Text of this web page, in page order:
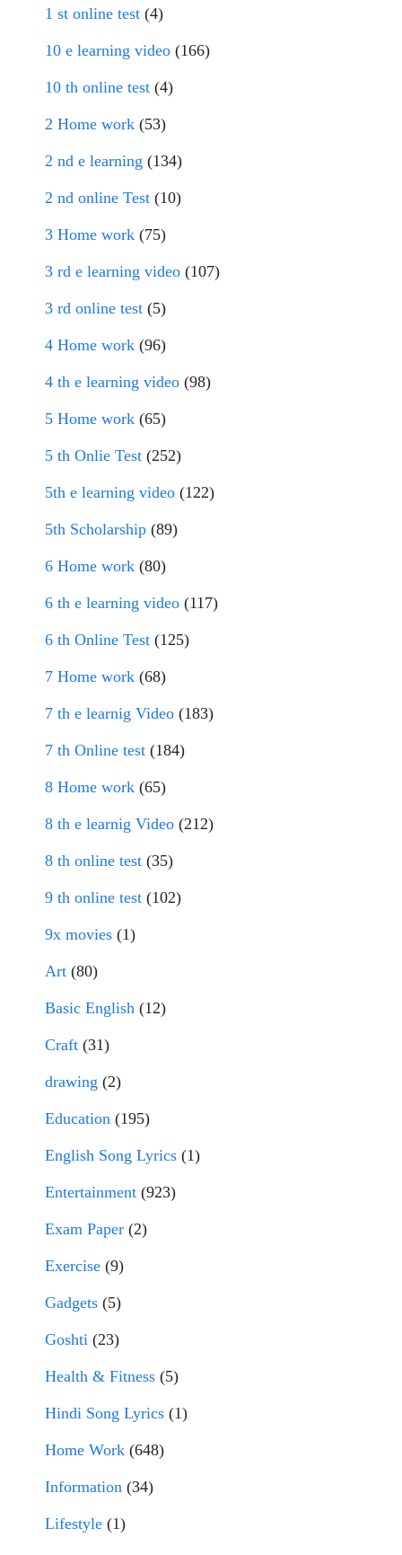
1 st online test (4)
10 e learning video (166)
10 th online test (4)
2 Home work (53)
2 nd e learning (134)
2 nd online Test (10)
3 Home work (75)
3 rd e learning video (107)
3 rd online test (5)
4 Home work (96)
4 th e learning video (98)
5 Home work (65)
5 th Onlie Test (252)
5th e learning video (122)
5th Scholarship (89)
6 Home work (80)
6 th e learning video (117)
6 th Online Test (125)
7 Home work (68)
7 th e learnig Video (183)
7 th Online test (184)
8 Home work (65)
8 th e learnig Video (212)
8 th online test (35)
9 th online test (102)
9x movies (1)
Art (80)
Basic English (12)
Craft (31)
drawing (2)
Education (195)
English Song Lyrics (1)
Entertainment (923)
Exam Paper (2)
Exercise (9)
Gadgets (5)
Goshti (23)
Health & Fitness (5)
Hindi Song Lyrics (1)
Home Work (648)
Information (34)
Lifestyle (1)